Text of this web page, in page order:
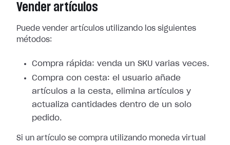
Vender artículos
Puede vender artículos utilizando los siguientes
métodos:
Compra rápida: venda un SKU varias veces.
Compra con cesta: el usuario añade
artículos a la cesta, elimina artículos y
actualiza cantidades dentro de un solo
pedido.
Si un artículo se compra utilizando moneda virtual